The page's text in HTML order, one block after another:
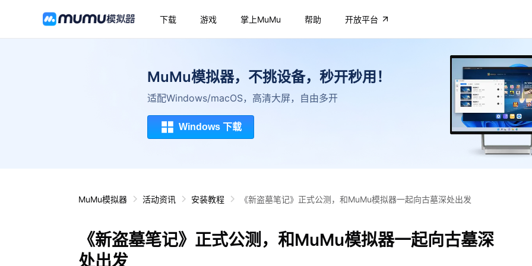
下载 游戏 掌上MuMu 帮助 开放平台
MuMu模拟器，不挑设备，秒开秒用！
适配Windows/macOS，高清大屏，自由多开
Windows 下载
MuMu模拟器 活动资讯 安装教程 《新盗墓笔记》正式公测，和MuMu模拟器一起向古墓深处出发
《新盗墓笔记》正式公测，和MuMu模拟器一起向古墓深
处出发